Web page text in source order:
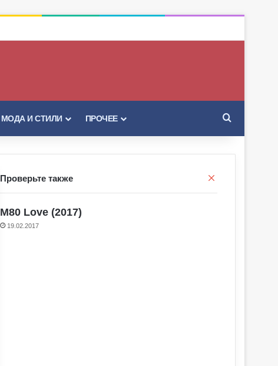
МОДА И СТИЛИ ПРОЧЕЕ
Проверьте также
M80 Love (2017)
19.02.2017